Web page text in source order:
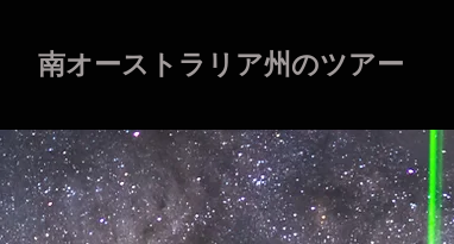
南オーストラリア州のツアー